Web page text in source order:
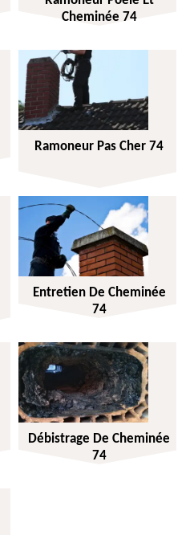
Cheminée 74
Ramoneur Pas Cher 74
Entretien De Cheminée
74
Débistrage De Cheminée
74